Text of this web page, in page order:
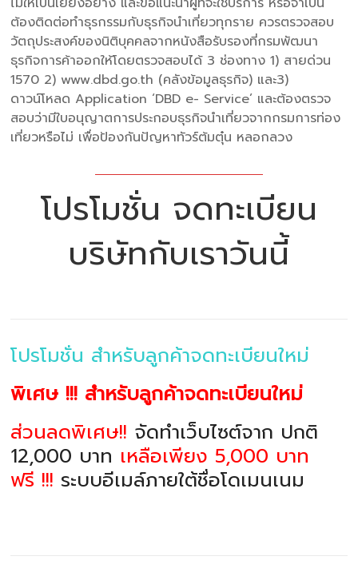
ต้องติดต่อทำธุรกรรมกับธุรกิจนำเที่ยวทุกราย ควรตรวจสอบ
วัตถุประสงค์ของนิติบุคคลจากหนังสือรับรองที่กรมพัฒนา
ธุรกิจการค้าออกให้โดยตรวจสอบได้ 3 ช่องทาง 1) สายด่วน
1570 2) www.dbd.go.th (คลังข้อมูลธุรกิจ) และ3)
ดาวน์โหลด Application ‘DBD e- Service’ และต้องตรวจ
สอบว่ามีใบอนุญาตการประกอบธุรกิจนำเที่ยวจากกรมการท่อง
เที่ยวหรือไม่ เพื่อป้องกันปัญหาทัวร์ต้มตุ๋น หลอกลวง
โปรโมชั่น จดทะเบียน
บริษัทกับเราวันนี้
โปรโมชั่น สำหรับลูกค้าจดทะเบียนใหม่
พิเศษ !!! สำหรับลูกค้าจดทะเบียนใหม่
ส่วนลดพิเศษ!! จัดทำเว็บไซต์จาก ปกติ
12,000 บาท เหลือเพียง 5,000 บาท
ฟรี !!! ระบบอีเมล์ภายใต้ชื่อโดเมนเนม